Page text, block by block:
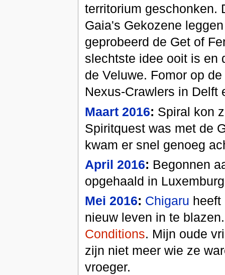
territorium geschonken.
Gaia's Gekozene
geprobeerd de Get of
slechtste idee ooit is en
de Veluwe. Fomor op
Nexus-Crawlers in Delft
Maart 2016: Spiral kon
Spiritquest was met de
kwam er snel genoeg
April 2016: Begonnen
opgehaald in
Mei 2016: Chigaru heeft
nieuw leven in te
Conditions. Mijn oude
zijn niet meer wie ze
vroeger.